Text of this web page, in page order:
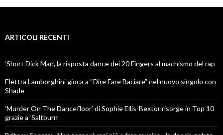
ARTICOLI RECENTI
‘Short Dick Man’, la risposta dance dei 20 Fingers al machismo del rap
Elettra Lamborghini gioca a “Dire Fare Baciare” nel nuovo singolo con
Shade
‘Murder On The Dancefloor’ di Sophie Ellis-Bextor risorge in Top 10
grazie a ‘Saltburn’